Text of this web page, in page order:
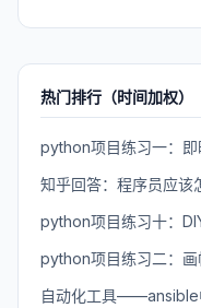
热门排行（时间加权）
python项目练习一：即
知乎回答：程序员应该
python项目练习十：
python项目练习二：画
自动化工具——ansible